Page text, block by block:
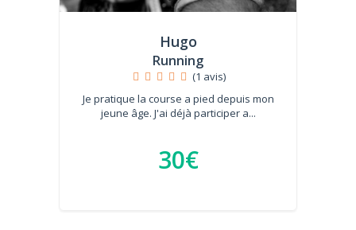
Hugo
Running
(1 avis)
Je pratique la course a pied depuis mon
jeune âge. J'ai déjà participer a...
30€